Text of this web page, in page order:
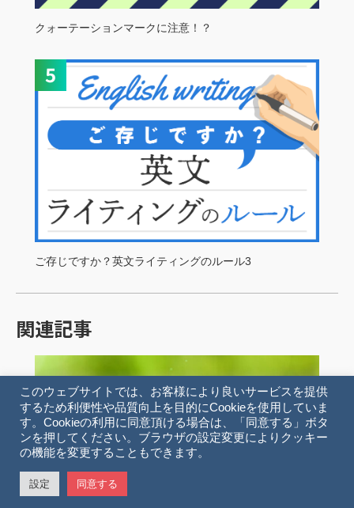
クォーテーションマークに注意！？
ご存じですか？英文ライティングのルール3
関連記事
このウェブサイトでは、お客様により良いサービスを提供
するため利便性や品質向上を目的にCookieを使用していま
す。Cookieの利用に同意頂ける場合は、「同意する」ボタ
ンを押してください。ブラウザの設定変更によりクッキー
の機能を変更することもできます。
設定 同意する